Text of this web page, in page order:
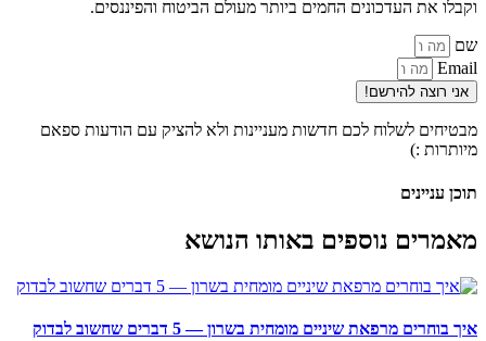
וקבלו את העדכונים החמים ביותר מעולם הביטוח והפיננסים.
שם
Email
אני רוצה להירשם!
מבטיחים לשלוח לכם חדשות מעניינות ולא להציק עם הודעות ספאם
מיותרות :)
תוכן עניינים
מאמרים נוספים באותו הנושא
איך בוחרים מרפאת שיניים מומחית בשרון — 5 דברים שחשוב לבדוק